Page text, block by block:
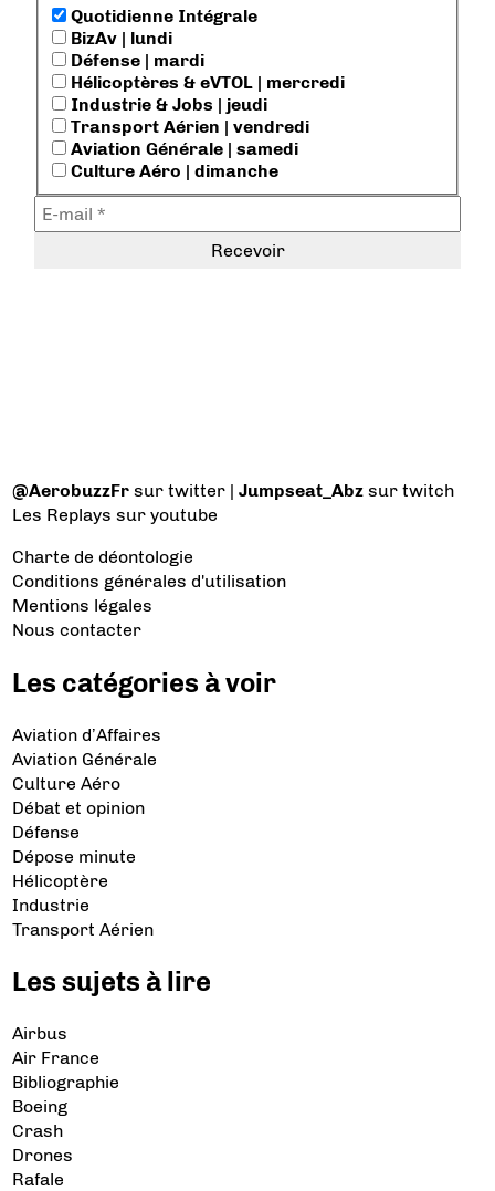
Quotidienne Intégrale
BizAv | lundi
Défense | mardi
Hélicoptères & eVTOL | mercredi
Industrie & Jobs | jeudi
Transport Aérien | vendredi
Aviation Générale | samedi
Culture Aéro | dimanche
@AerobuzzFr sur twitter |Jumpseat_Abz sur twitch
Les Replays sur youtube
Charte de déontologie
Conditions générales d'utilisation
Mentions légales
Nous contacter
Les catégories à voir
Aviation d’Affaires
Aviation Générale
Culture Aéro
Débat et opinion
Défense
Dépose minute
Hélicoptère
Industrie
Transport Aérien
Les sujets à lire
Airbus
Air France
Bibliographie
Boeing
Crash
Drones
Rafale